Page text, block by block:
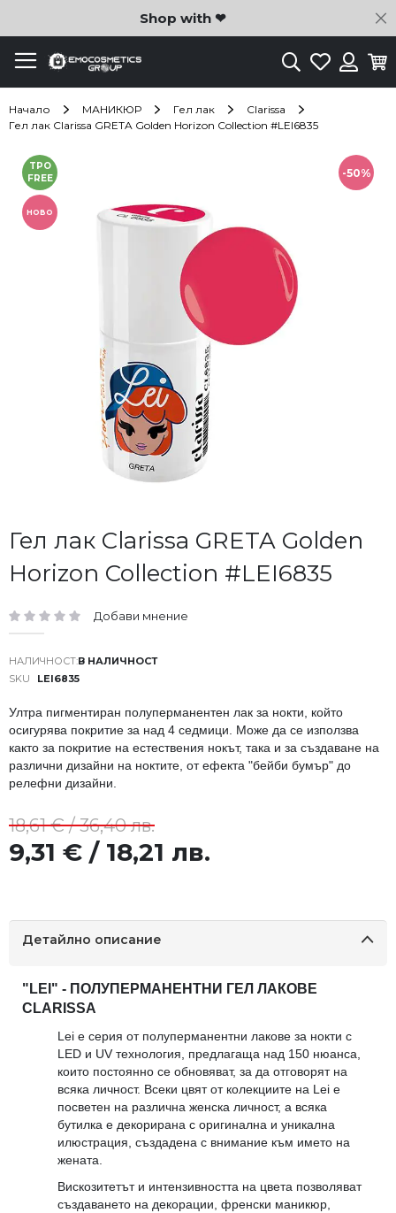
Shop with ❤
ТърсенеЛюбими
Начало МАНИКЮР Гел лак
Clarissa
Гел лак Clarissa GRETA Golden Horizon Collection #LEI6835
Гел лак Clarissa GRETA Golden
Horizon Collection #LEI6835
рейтинг: Добави мнение
В НАЛИЧНОСТ
SKU
LEI6835
Ултра пигментиран полуперманентен лак за нокти, който
осигурява покритие за над 4 седмици. Може да се използва
както за покритие на естествения нокът, така и за създаване на
различни дизайни на ноктите, от ефекта "бейби бумър" до
релефни дизайни.
9,31 € / 18,21 лв.
18,61 € / 36,40 лв.
-50%
TPO
FREE
НОВО
Преминете
към
края
на
галерията
Преминете
към
началото
на
със
снимки
Детайлно описание
"LEI" - ПОЛУПЕРМАНЕНТНИ ГЕЛ ЛАКОВЕ
CLARISSA
Lei е серия от полуперманентни лакове за нокти с
LED и UV технология, предлагаща над 150 нюанса,
които постоянно се обновяват, за да отговорят на
всяка личност. Всеки цвят от колекциите на Lei е
посветен на различна женска личност, а всяка
бутилка е декорирана с оригинална и уникална
илюстрация, създадена с внимание към името на
жената.
Вискозитетът и интензивността на цвета позволяват
създаването на декорации, френски маникюр,